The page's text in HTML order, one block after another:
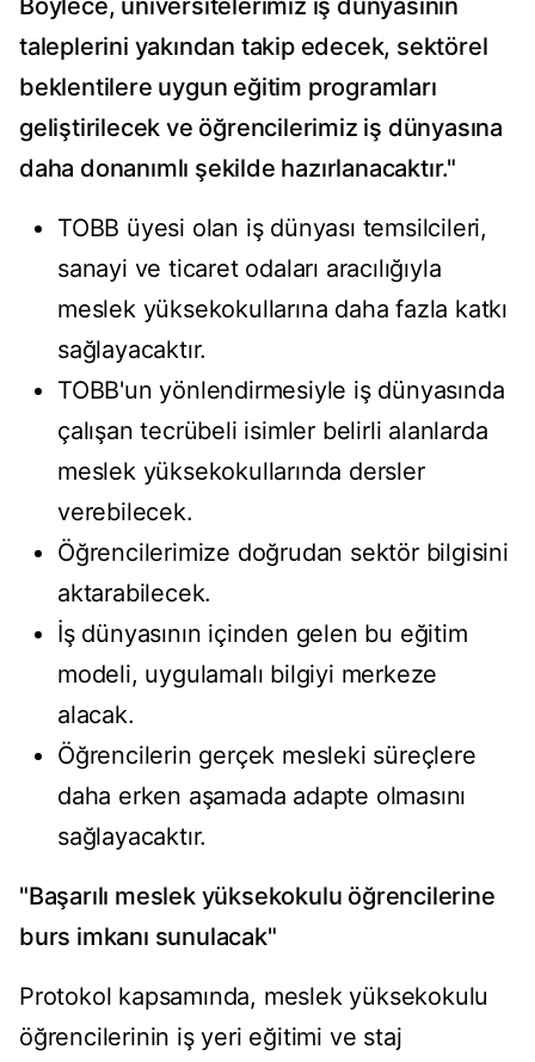
Böylece, üniversitelerimiz iş dünyasının
taleplerini yakından takip edecek, sektörel
beklentilere uygun eğitim programları
geliştirilecek ve öğrencilerimiz iş dünyasına
daha donanımlı şekilde hazırlanacaktır."
TOBB üyesi olan iş dünyası temsilcileri,
sanayi ve ticaret odaları aracılığıyla
meslek yüksekokullarına daha fazla katkı
sağlayacaktır.
TOBB'un yönlendirmesiyle iş dünyasında
çalışan tecrübeli isimler belirli alanlarda
meslek yüksekokullarında dersler
verebilecek.
Öğrencilerimize doğrudan sektör bilgisini
aktarabilecek.
İş dünyasının içinden gelen bu eğitim
modeli, uygulamalı bilgiyi merkeze
alacak.
Öğrencilerin gerçek mesleki süreçlere
daha erken aşamada adapte olmasını
sağlayacaktır.
"Başarılı meslek yüksekokulu öğrencilerine
burs imkanı sunulacak"
Protokol kapsamında, meslek yüksekokulu
öğrencilerinin iş yeri eğitimi ve staj